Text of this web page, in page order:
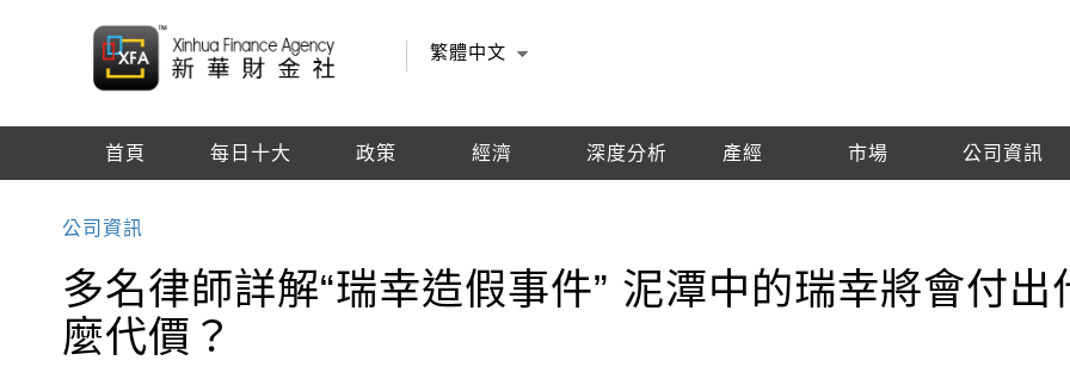
繁體中文
首頁 每日十大 政策 經濟 深度分析 產經 市場 公司資訊
公司資訊
多名律師詳解“瑞幸造假事件” 泥潭中的瑞幸將會付出
麼代價？